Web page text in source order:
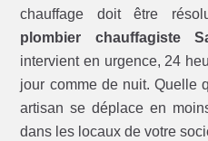
chauffage doit être
plombier chauffagiste
intervient en urgence, 24
jour comme de nuit. Quelle
artisan se déplace en
dans les locaux de votre